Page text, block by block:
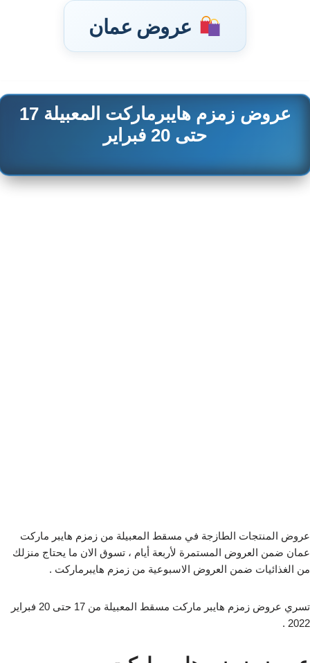
عروض عمان
تخطى
عروض زمزم هايبرماركت المعبيلة 17
حتى 20 فبراير
عروض المنتجات الطازجة في مسقط المعبيلة من زمزم هايبر ماركت
عمان ضمن العروض المستمرة لأربعة أيام ، تسوق الان ما يحتاج منزلك
من الغذائيات ضمن العروض الاسبوعية من زمزم هايبرماركت .
تسري عروض زمزم هايبر ماركت مسقط المعبيلة من 17 حتى 20 فبراير
2022 .